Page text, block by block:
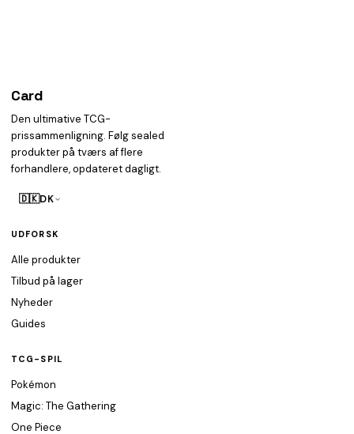
Card
Den ultimative TCG-
prissammenligning. Følg sealed
produkter på tværs af flere
forhandlere, opdateret dagligt.
🇩🇰DK
UDFORSK
Alle produkter
Tilbud på lager
Nyheder
Guides
TCG-SPIL
Pokémon
Magic: The Gathering
One Piece